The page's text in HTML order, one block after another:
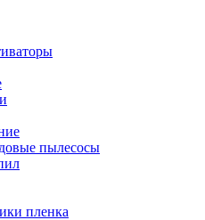
пылесосы
пленка